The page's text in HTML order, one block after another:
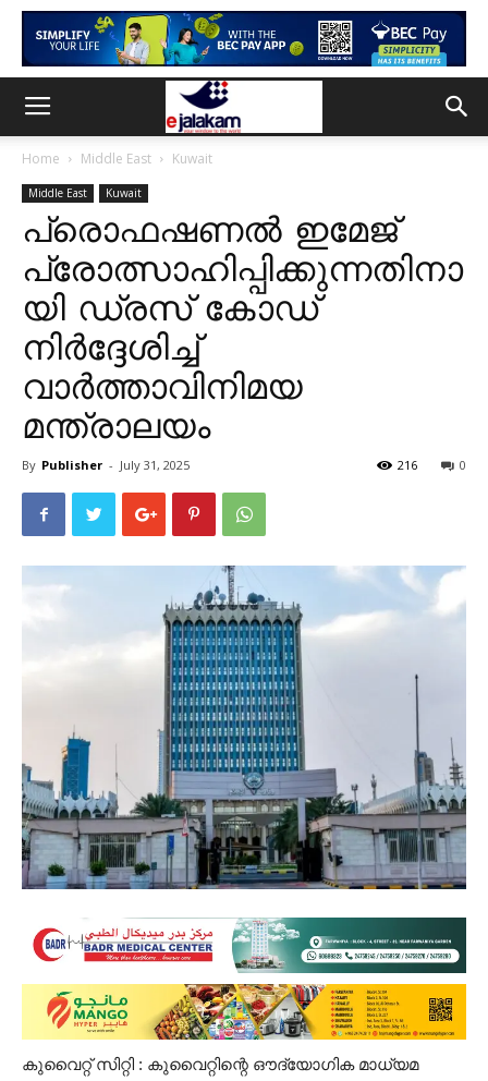
Home Middle East Kuwait
Middle East Kuwait
പ്രൊഫഷണൽ ഇമേജ്
പ്രോത്സാഹിപ്പിക്കുന്നതിനാ
യി ഡ്രസ് കോഡ്
നിർദ്ദേശിച്ച്
വാർത്താവിനിമയ
മന്ത്രാലയം
By Publisher - July 31, 2025 0
216
കുവൈറ്റ്‌ സിറ്റി : കുവൈറ്റിന്റെ ഔദ്യോഗിക മാധ്യമ